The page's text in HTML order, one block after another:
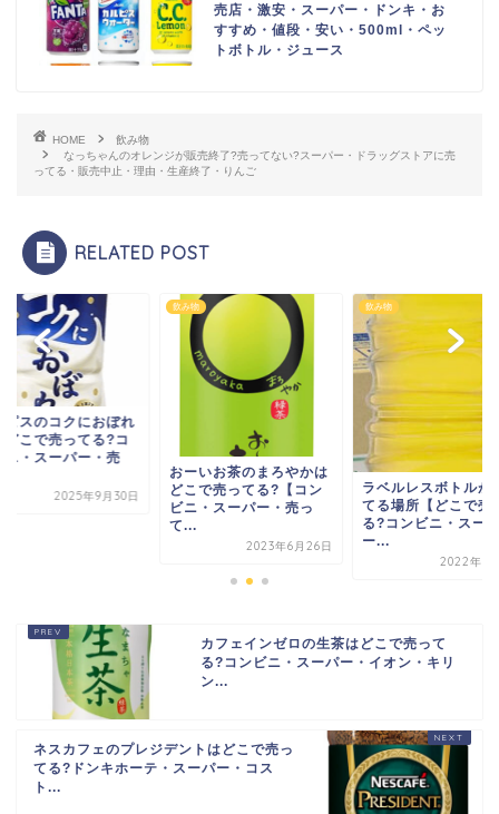
売店・激安・スーパー・ドンキ・お
すすめ・値段・安い・500ml・ペッ
トボトル・ジュース
HOME
飲み物
なっちゃんのオレンジが販売終了?売ってない?スーパー・ドラッグストアに売
ってる・販売中止・理由・生産終了・りんご
RELATED POST
ピスのコクにおぼれ
どこで売ってる?コ
ニ・スーパー・売
2025年9月30日
飲み物
おーいお茶のまろやかは
どこで売ってる?【コン
ビニ・スーパー・売っ
て...
2023年6月26日
飲み物
ラベルレスボトルが
てる場所【どこで売
る?コンビニ・スー
ー...
2022年6
カフェインゼロの生茶はどこで売って
る?コンビニ・スーパー・イオン・キリ
ン...
ネスカフェのプレジデントはどこで売っ
てる?ドンキホーテ・スーパー・コス
ト...